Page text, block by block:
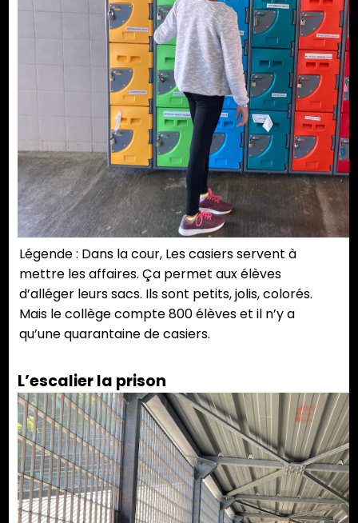
Légende : Dans la cour, Les casiers servent à
mettre les affaires. Ça permet aux élèves
d’alléger leurs sacs. Ils sont petits, jolis, colorés.
Mais le collège compte 800 élèves et il n’y a
qu’une quarantaine de casiers.
L’escalier la prison